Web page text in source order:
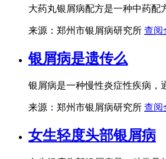
大药丸银屑病配方是一种中药配
来源：郑州市银屑病研究所 查阅
银屑病是遗传么
银屑病是一种慢性炎症性疾病，
来源：郑州市银屑病研究所 查阅
女生轻度头部银屑病